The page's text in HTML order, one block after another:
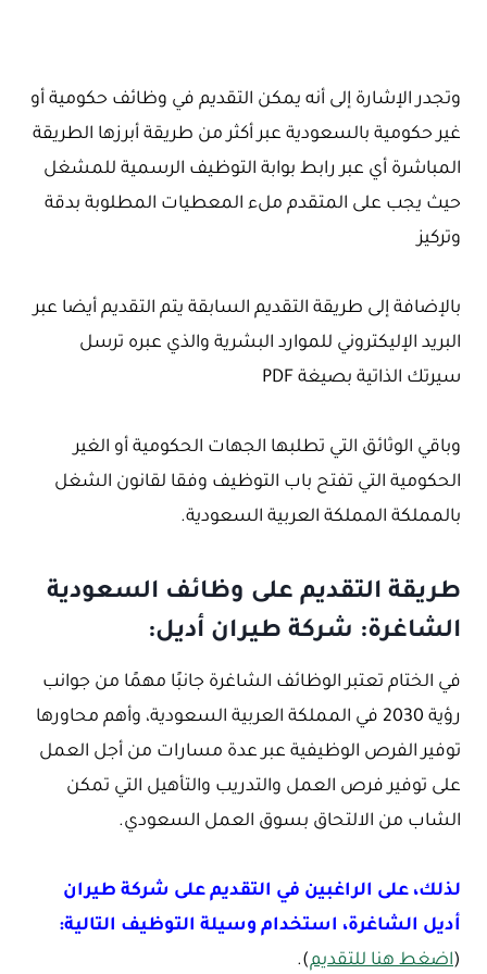
وتجدر الإشارة إلى أنه يمكن التقديم في وظائف حكومية أو
غير حكومية بالسعودية عبر أكثر من طريقة أبرزها الطريقة
المباشرة أي عبر رابط بوابة التوظيف الرسمية للمشغل
حيث يجب على المتقدم ملء المعطيات المطلوبة بدقة
وتركيز
بالإضافة إلى طريقة التقديم السابقة يتم التقديم أيضا عبر
البريد الإليكتروني للموارد البشرية والذي عبره ترسل
سيرتك الذاتية بصيغة PDF
وباقي الوثائق التي تطلبها الجهات الحكومية أو الغير
الحكومية التي تفتح باب التوظيف وفقا لقانون الشغل
بالمملكة المملكة العربية السعودية.
طريقة التقديم على وظائف السعودية
الشاغرة: شركة طيران أديل:
في الختام تعتبر الوظائف الشاغرة جانبًا مهمًا من جوانب
رؤية 2030 في المملكة العربية السعودية، وأهم محاورها
توفير الفرص الوظيفية عبر عدة مسارات من أجل العمل
على توفير فرص العمل والتدريب والتأهيل التي تمكن
الشاب من الالتحاق بسوق العمل السعودي.
لذلك، على الراغبين في التقديم على شركة طيران
أديل الشاغرة، استخدام وسيلة التوظيف التالية:
(اضغط هنا للتقديم).